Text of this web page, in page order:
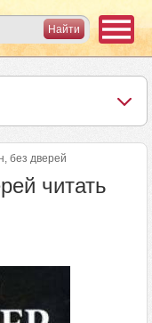
без дверей
читать